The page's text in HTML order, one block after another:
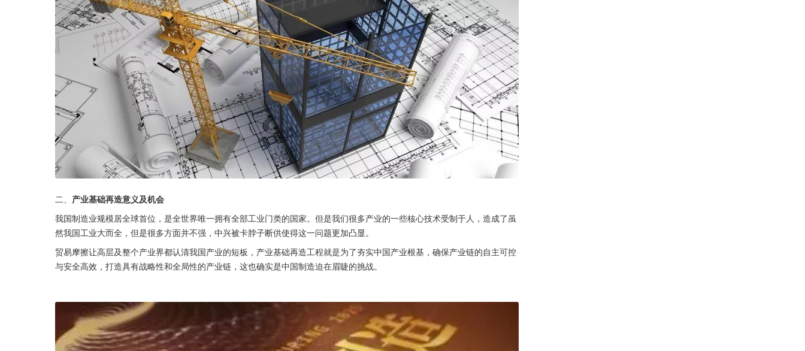
二、 产业基础再造意义及机会
我国制造业规模居全球首位，是全世界唯一拥有全部工业门类的国家。但是我们很多产业的一些核心技术受制于人，造成了虽
然我国工业大而全，但是很多方面并不强，中兴被卡脖子断供使得这一问题更加凸显。
贸易摩擦让高层及整个产业界都认清我国产业的短板，产业基础再造工程就是为了夯实中国产业根基，确保产业链的自主可控
与安全高效，打造具有战略性和全局性的产业链，这也确实是中国制造迫在眉睫的挑战。